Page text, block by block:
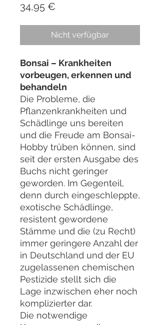
34,95 €
Nicht verfügbar
Bonsai – Krankheiten
vorbeugen, erkennen und
behandeln
Die Probleme, die
Pflanzenkrankheiten und
Schädlinge uns bereiten
und die Freude am Bonsai-
Hobby trüben können, sind
seit der ersten Ausgabe des
Buchs nicht geringer
geworden. Im Gegenteil,
denn durch eingeschleppte,
exotische Schädlinge,
resistent gewordene
Stämme und die (zu Recht)
immer geringere Anzahl der
in Deutschland und der EU
zugelassenen chemischen
Pestizide stellt sich die
Lage inzwischen eher noch
komplizierter dar.
Die notwendige